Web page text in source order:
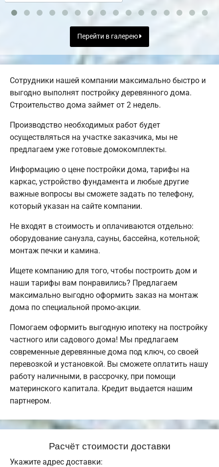
Перейти в галерею
Сотрудники нашей компании максимально быстро и
выгодно выполнят постройку деревянного дома.
Строительство дома займет от 2 недель.
Производство необходимых работ будет
осуществляться на участке заказчика, мы не
предлагаем уже готовые домокомплекты.
Информацию о цене постройки дома, тарифы на
каркас, устройство фундамента и любые другие
важные вопросы вы сможете задать по телефону,
который указан на сайте компании.
Не входят в стоимость и оплачиваются отдельно:
оборудование санузла, сауны, бассейна, котельной;
монтаж печки и камина.
Ищете компанию для того, чтобы построить дом и
наши тарифы вам понравились? Предлагаем
максимально выгодно оформить заказ на монтаж
дома по специальной промо-акции.
Помогаем оформить выгодную ипотеку на постройку
частного или садового дома! Мы предлагаем
современные деревянные дома под ключ, со своей
перевозкой и установкой. Вы сможете оплатить нашу
работу наличными, в рассрочку, при помощи
материнского капитала. Кредит выдается нашим
партнером.
Расчёт стоимости доставки
Укажите адрес доставки: